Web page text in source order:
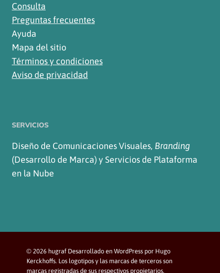
Consulta
Preguntas frecuentes
Ayuda
Mapa del sitio
Términos y condiciones
Aviso de privacidad
SERVICIOS
Diseño de Comunicaciones Visuales, Branding
(Desarrollo de Marca) y Servicios de Plataforma
en la Nube
© 2026 hugraf Desarrollado en WordPress por Hugo
Kerckhoffs. Los logotipos y las marcas de terceros son
marcas registradas de sus respectivos propietarios.